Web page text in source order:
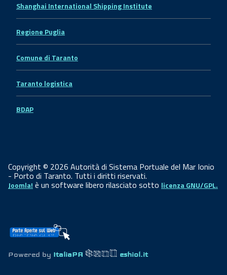
Shanghai International Shipping Institute
Regione Puglia
Comune di Taranto
Taranto logistica
BDAP
Copyright © 2026 Autorità di Sistema Portuale del Mar Ionio
- Porto di Taranto. Tutti i diritti riservati.
Joomla! è un software libero rilasciato sotto licenza GNU/GPL.
Powered by ItaliaPA eshiol.it